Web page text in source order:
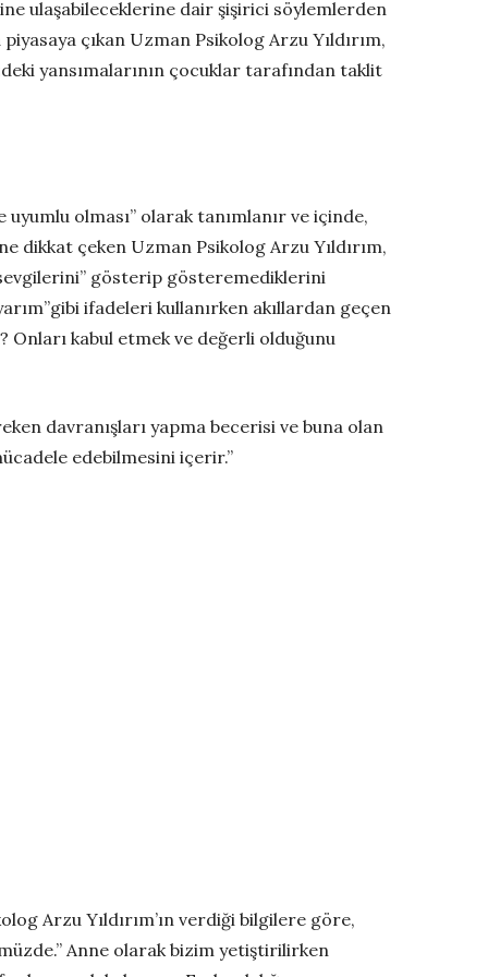
ulaşabileceklerine dair şişirici söylemlerden
çıkan Uzman Psikolog Arzu Yıldırım,
yansımalarının çocuklar tarafından taklit
olması” olarak tanımlanır ve içinde,
dikkat çeken Uzman Psikolog Arzu Yıldırım,
gösterip gösteremediklerini
ifadeleri kullanırken akıllardan geçen
Onları kabul etmek ve değerli olduğunu
davranışları yapma becerisi ve buna olan
edebilmesini içerir.”
Arzu Yıldırım’ın verdiği bilgilere göre,
Anne olarak bizim yetiştirilirken